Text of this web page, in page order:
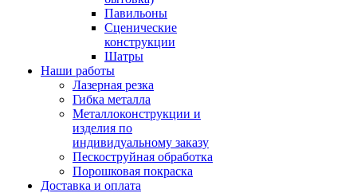
Павильоны
Сценические
конструкции
Шатры
Наши работы
Лазерная резка
Гибка металла
Металлоконструкции и
изделия по
индивидуальному заказу
Пескоструйная обработка
Порошковая покраска
Доставка и оплата